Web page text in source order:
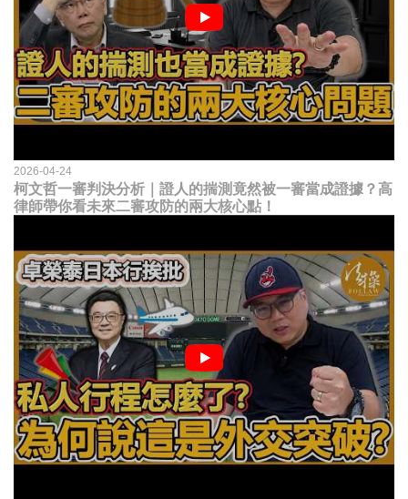
2026-04-24
柯文哲一審判決分析｜證人的揣測竟然被一審當成證據？高
律師帶你看未來二審攻防的兩大核心點！